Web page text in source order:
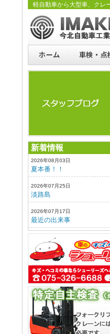
軽自動車から大型車、クレ
新着情報
2026年08月03日
夏本番！！
2026年07月25日
淡路島
2026年07月17日
最近の出来事